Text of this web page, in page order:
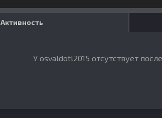
Активность
У osvaldotl2015 отсутствует